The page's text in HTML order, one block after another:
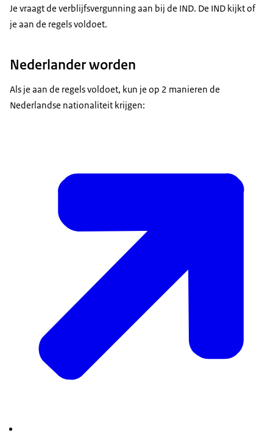
Je vraagt de verblijfsvergunning aan bij de IND. De IND kijkt of
je aan de regels voldoet.
Nederlander worden
Als je aan de regels voldoet, kun je op 2 manieren de
Nederlandse nationaliteit krijgen: